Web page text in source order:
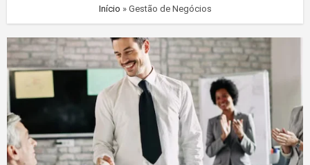
Início » Gestão de Negócios